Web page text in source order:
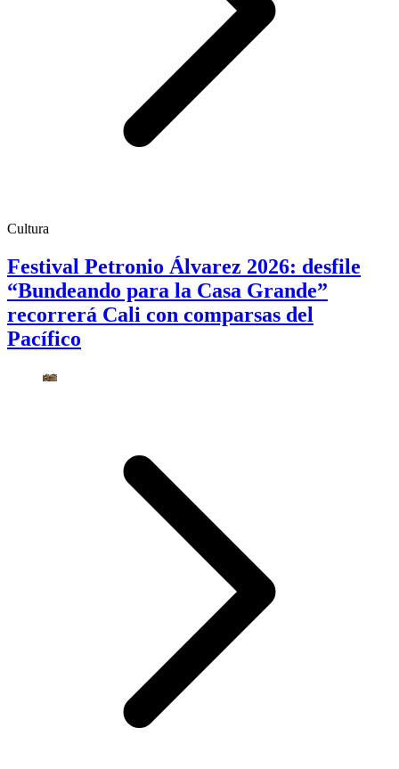
Cultura
Festival Petronio Álvarez 2026: desfile
“Bundeando para la Casa Grande”
recorrerá Cali con comparsas del
Pacífico